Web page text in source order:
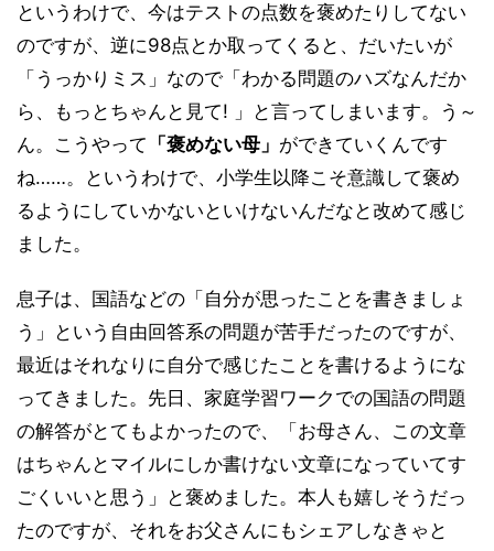
というわけで、今はテストの点数を褒めたりしてない
のですが、逆に98点とか取ってくると、だいたいが
「うっかりミス」なので「わかる問題のハズなんだか
ら、もっとちゃんと見て! 」と言ってしまいます。う～
ん。こうやって 「褒めない母」 ができていくんです
ね……。というわけで、小学生以降こそ意識して褒め
るようにしていかないといけないんだなと改めて感じ
ました。
息子は、国語などの「自分が思ったことを書きましょ
う」という自由回答系の問題が苦手だったのですが、
最近はそれなりに自分で感じたことを書けるようにな
ってきました。先日、家庭学習ワークでの国語の問題
の解答がとてもよかったので、「お母さん、この文章
はちゃんとマイルにしか書けない文章になっていてす
ごくいいと思う」と褒めました。本人も嬉しそうだっ
たのですが、それをお父さんにもシェアしなきゃと